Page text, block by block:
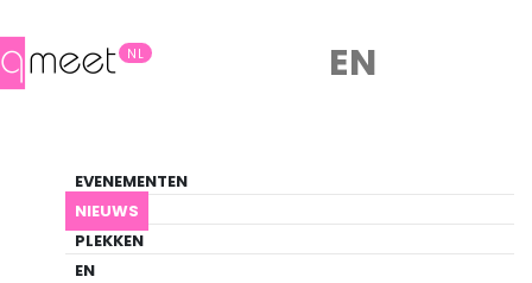
NL
EVENEMENTEN
NIEUWS
PLEKKEN
EN
EN
Nieuws
LHBTIQ+ Update
NIEUWS